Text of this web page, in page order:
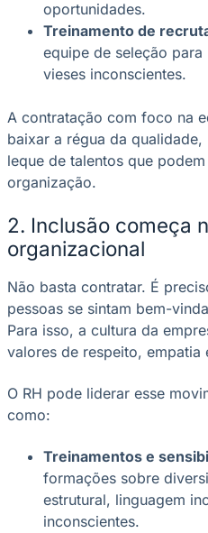
oportunidades.
Treinamento de
equipe de seleção
vieses inconscientes.
A contratação com foco na
baixar a régua da qualidade,
leque de talentos que
organização.
2. Inclusão começa
organizacional
Não basta contratar. É
pessoas se sintam bem-
Para isso, a cultura da
valores de respeito, empatia
O RH pode liderar esse
como:
Treinamentos e
formações sobre
estrutural, linguagem
inconscientes.